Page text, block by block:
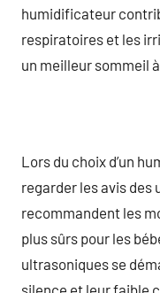
humidificateur
respiratoires et les
un meilleur sommeil
Lors du choix d’un
regarder les avis
recommandent les
plus sûrs pour les
ultrasoniques se
silence et leur faible